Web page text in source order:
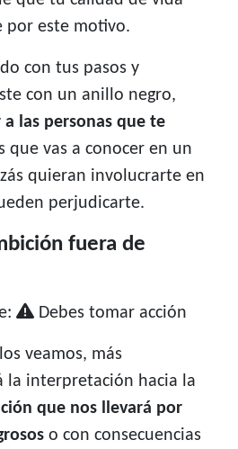
por este motivo.
con tus pasos y
con un anillo negro,
a las personas que te
que vas a conocer en un
quieran involucrarte en
perjudicarte.
fuera de
Debes tomar acción
veamos, más
la interpretación hacia la
que nos llevará por
o con consecuencias